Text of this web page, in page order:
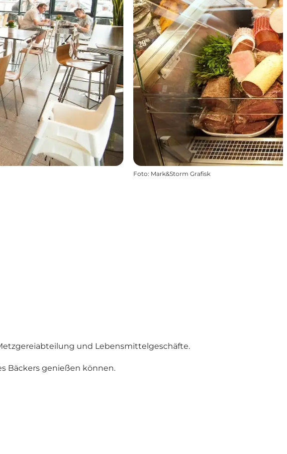
Foto: Mark&Storm Grafisk
und Lebensmittelgeschäfte.
Bäckers genießen können.